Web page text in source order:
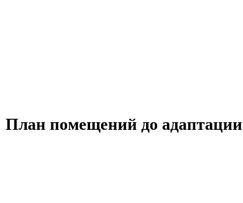
План помещений до адаптации